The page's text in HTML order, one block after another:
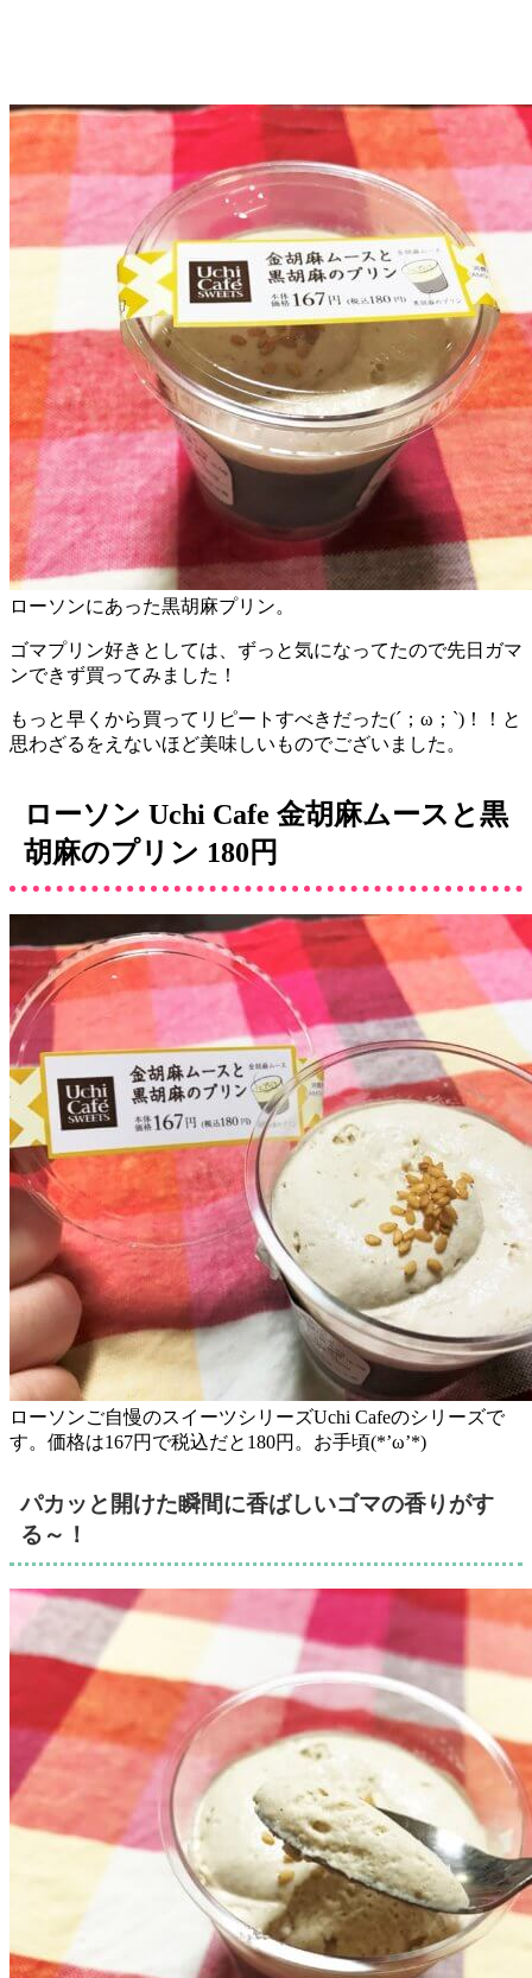
ローソンにあった黒胡麻プリン。
ゴマプリン好きとしては、ずっと気になってたので先日ガマ
ンできず買ってみました！
もっと早くから買ってリピートすべきだった(´；ω；`)！！と
思わざるをえないほど美味しいものでございました。
ローソン Uchi Cafe 金胡麻ムースと黒
胡麻のプリン 180円
ローソンご自慢のスイーツシリーズUchi Cafeのシリーズで
す。価格は167円で税込だと180円。お手頃(*’ω’*)
パカッと開けた瞬間に香ばしいゴマの香りがす
る～！